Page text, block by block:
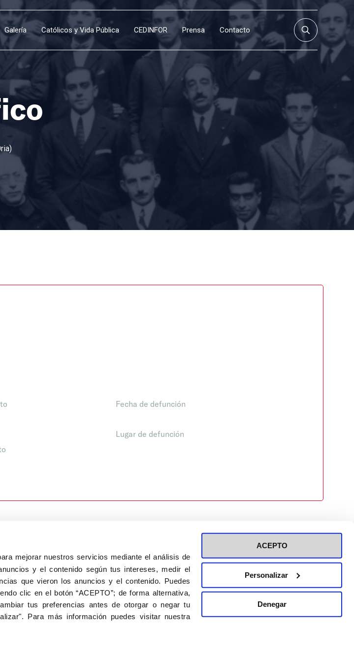
mejorar nuestros servicios mediante el análisis de
y el contenido según tus intereses, medir el
que vieron los anuncios y el contenido. Puedes
clic en el botón “ACEPTO”; de forma alternativa,
tus preferencias antes de otorgar o negar tu
Para más información puedes visitar nuestra
ACEPTO
Personalizar
Denegar
Galería Católicos y Vida Pública CEDINFOR Prensa Contacto
Fecha de defunción
Lugar de defunción
Aviso Legal Inscripción a eventos
Política de privacidad de RRSS
Política de cookies